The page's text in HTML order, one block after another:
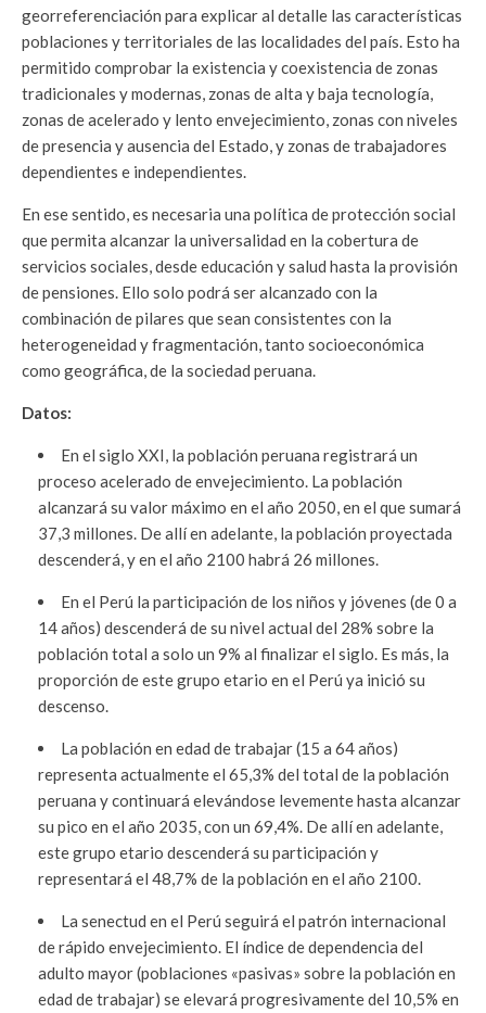
georreferenciación para explicar al detalle las características
poblaciones y territoriales de las localidades del país. Esto ha
permitido comprobar la existencia y coexistencia de zonas
tradicionales y modernas, zonas de alta y baja tecnología,
zonas de acelerado y lento envejecimiento, zonas con niveles
de presencia y ausencia del Estado, y zonas de trabajadores
dependientes e independientes.
En ese sentido, es necesaria una política de protección social
que permita alcanzar la universalidad en la cobertura de
servicios sociales, desde educación y salud hasta la provisión
de pensiones. Ello solo podrá ser alcanzado con la
combinación de pilares que sean consistentes con la
heterogeneidad y fragmentación, tanto socioeconómica
como geográfica, de la sociedad peruana.
Datos:
En el siglo XXI, la población peruana registrará un
proceso acelerado de envejecimiento. La población
alcanzará su valor máximo en el año 2050, en el que sumará
37,3 millones. De allí en adelante, la población proyectada
descenderá, y en el año 2100 habrá 26 millones.
En el Perú la participación de los niños y jóvenes (de 0 a
14 años) descenderá de su nivel actual del 28% sobre la
población total a solo un 9% al finalizar el siglo. Es más, la
proporción de este grupo etario en el Perú ya inició su
descenso.
La población en edad de trabajar (15 a 64 años)
representa actualmente el 65,3% del total de la población
peruana y continuará elevándose levemente hasta alcanzar
su pico en el año 2035, con un 69,4%. De allí en adelante,
este grupo etario descenderá su participación y
representará el 48,7% de la población en el año 2100.
La senectud en el Perú seguirá el patrón internacional
de rápido envejecimiento. El índice de dependencia del
adulto mayor (poblaciones «pasivas» sobre la población en
edad de trabajar) se elevará progresivamente del 10,5% en